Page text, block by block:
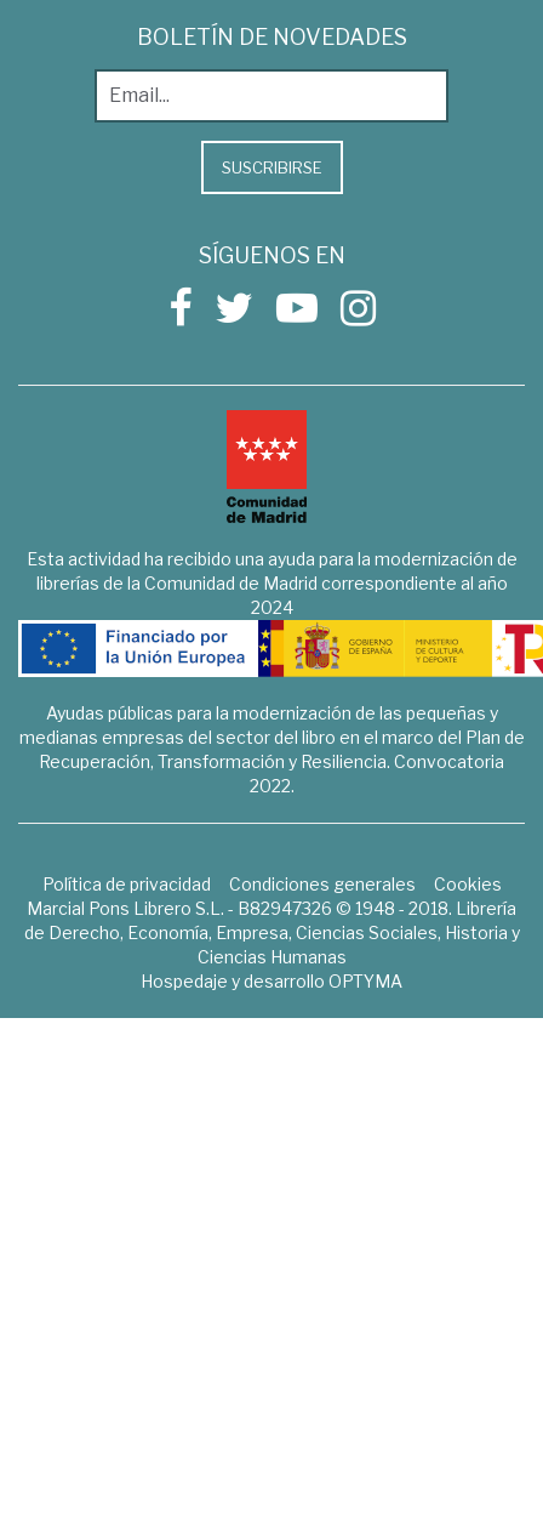
BOLETÍN DE NOVEDADES
SUSCRIBIRSE
SÍGUENOS EN
Esta actividad ha recibido una ayuda para la modernización de
librerías de la Comunidad de Madrid correspondiente al año
2024
Ayudas públicas para la modernización de las pequeñas y
medianas empresas del sector del libro en el marco del Plan de
Recuperación, Transformación y Resiliencia. Convocatoria
2022.
Política de privacidad Condiciones generales
Cookies
Marcial Pons Librero S.L. - B82947326 © 1948 - 2018. Librería
de Derecho, Economía, Empresa, Ciencias Sociales, Historia y
Ciencias Humanas
Hospedaje y desarrollo OPTYMA